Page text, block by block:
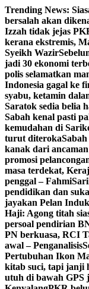
Skip
to
content
Trending News:
bersalah akan
Izzah tidak jejas
kerana ekstremis,
Syeikh Wazir
jadi 30 ekonomi
polis selamatkan
Indonesia gagal ke
syabu, ketamin
Saratok sedia belia
Sabah kenal pasti
kemudahan di
turut diteroka
kanak dari
promosi
masa terdekat,
penggal – Fahmi
pendidikan dan
jayakan Pelan
Haji: Agong titah
persoal pendirian
PN berkuasa, RCI
awal – Penganalisis
Pertubuhan Ikon
kitab suci, tapi janji
utuh di bawah GPS